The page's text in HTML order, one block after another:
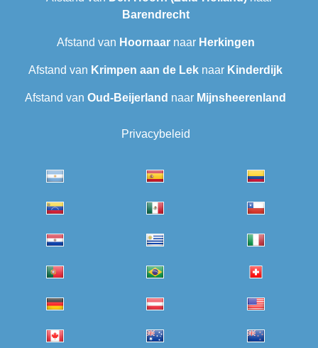
Barendrecht‎
Afstand van Hoornaarnaar Herkingen
Afstand van Krimpen aan de Lek naar Kinderdijk
Afstand van Oud-Beijerland naar Mijnsheerenland
Privacybeleid